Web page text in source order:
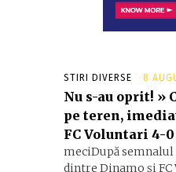
STIRI DIVERSE 8
Nu s-au oprit! »
pe teren,
FC Voluntari 4-0
meciDupă
dintre Dinamo și FC